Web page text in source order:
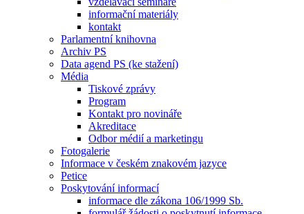
informační materiály
kontakt
Parlamentní knihovna
Archiv PS
Data agend PS (ke stažení)
Média
Tiskové zprávy
Program
Kontakt pro novináře
Akreditace
Odbor médií a marketingu
Fotogalerie
Informace v českém znakovém jazyce
Petice
Poskytování informací
informace dle zákona 106/1999 Sb.